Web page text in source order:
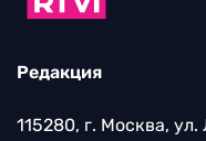
Редакция
115280, г. Москва,